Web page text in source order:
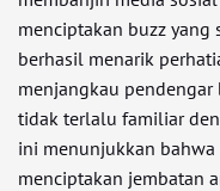
menciptakan buzz
berhasil menarik
menjangkau
tidak terlalu familiar
ini menunjukkan
menciptakan jembatan